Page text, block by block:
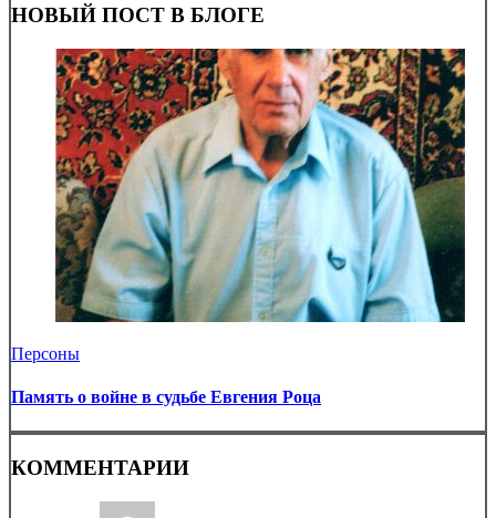
НОВЫЙ ПОСТ В БЛОГЕ
Персоны
Память о войне в судьбе Евгения Роца
КОММЕНТАРИИ